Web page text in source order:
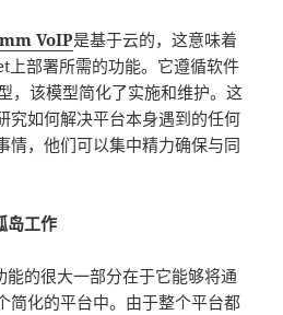
VoIP是基于云的，这意味着
部署所需的功能。它遵循软件
，该模型简化了实施和维护。这
究如何解决平台本身遇到的任何
情，他们可以集中精力确保与同
岛工作
能的很大一部分在于它能够将通
简化的平台中。由于整个平台都